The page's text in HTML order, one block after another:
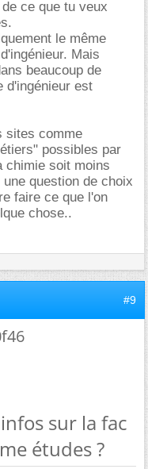
ce que tu veux
le même
Mais
beaucoup de
d'ingénieur est
sites comme
possibles par
chimie soit moins
question de choix
faire ce que l'on
chose..
#9
sur la fac
études ?